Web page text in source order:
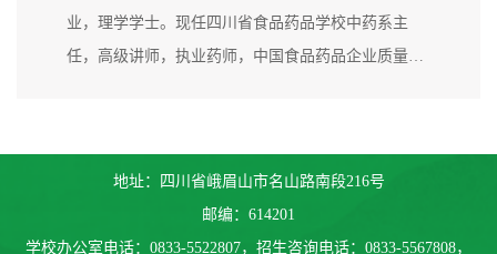
业，理学学士。现任四川省食品药品学校中药系主
任，高级讲师，执业药师，中国食品药品企业质量安
会教育分会委员，东西协作“蓝鹰之师”教学创新团队
中药专业负责人，乐山市劳模和工匠人才创新工作室
——何雪莲中药调剂技术创新工作...
地址：四川省峨眉山市名山路南段216号
邮编：614201
学校办公室电话：0833-5522807，招生咨询电话：0833-5567808，